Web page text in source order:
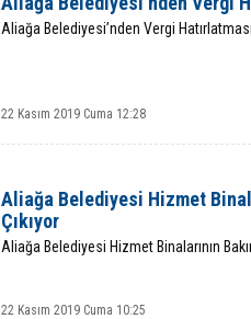
Aliağa Belediyesi’nden Vergi
22 Kasım 2019 Cuma 12:28
Aliağa Belediyesi Hizmet
Çıkıyor
Aliağa Belediyesi Hizmet Binalarının
22 Kasım 2019 Cuma 10:25